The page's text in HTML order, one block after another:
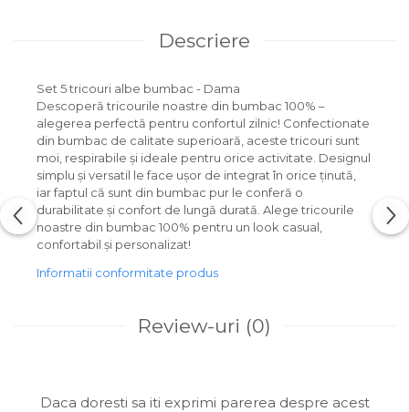
Descriere
Set 5 tricouri albe bumbac - Dama
Descoperă tricourile noastre din bumbac 100% –
alegerea perfectă pentru confortul zilnic! Confectionate
din bumbac de calitate superioară, aceste tricouri sunt
moi, respirabile și ideale pentru orice activitate. Designul
simplu și versatil le face ușor de integrat în orice ținută,
iar faptul că sunt din bumbac pur le conferă o
durabilitate și confort de lungă durată. Alege tricourile
noastre din bumbac 100% pentru un look casual,
confortabil și personalizat!
Informatii conformitate produs
Review-uri (0)
Daca doresti sa iti exprimi parerea despre acest